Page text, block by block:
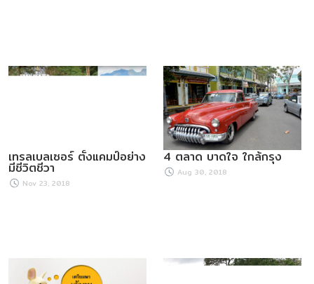
เทรลเบลเซอร์ ตั้งแคมป์อย่าง
มีชีวิตชีวา
Nov 23, 2018
4 ตลาด บาดใจ ใกล้กรุง
Aug 30, 2018